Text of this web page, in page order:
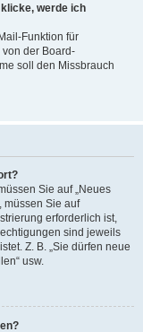
werde ich
Funktion für
der Board-
soll den Missbrauch
Sie auf „Neues
müssen Sie auf
erforderlich ist,
sind jeweils
Z. B. „Sie dürfen neue
usw.